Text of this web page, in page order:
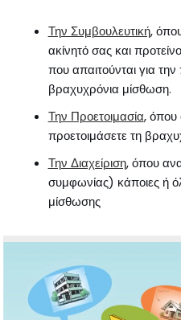
Την Συμβουλευτική,
ακίνητό σας και
που απαιτούνται για
βραχυχρόνια μίσθωση.
Την Προετοιμασία, όπου
προετοιμάσετε τη
Την Διαχείριση, όπου
συμφωνίας) κάποιες ή
μίσθωσης